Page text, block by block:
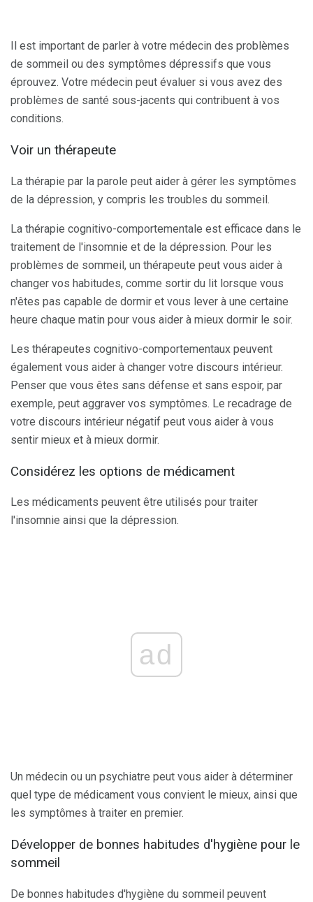
Il est important de parler à votre médecin des problèmes
de sommeil ou des symptômes dépressifs que vous
éprouvez. Votre médecin peut évaluer si vous avez des
problèmes de santé sous-jacents qui contribuent à vos
conditions.
Voir un thérapeute
La thérapie par la parole peut aider à gérer les symptômes
de la dépression, y compris les troubles du sommeil.
La thérapie cognitivo-comportementale est efficace dans le
traitement de l'insomnie et de la dépression. Pour les
problèmes de sommeil, un thérapeute peut vous aider à
changer vos habitudes, comme sortir du lit lorsque vous
n'êtes pas capable de dormir et vous lever à une certaine
heure chaque matin pour vous aider à mieux dormir le soir.
Les thérapeutes cognitivo-comportementaux peuvent
également vous aider à changer votre discours intérieur.
Penser que vous êtes sans défense et sans espoir, par
exemple, peut aggraver vos symptômes. Le recadrage de
votre discours intérieur négatif peut vous aider à vous
sentir mieux et à mieux dormir.
Considérez les options de médicament
Les médicaments peuvent être utilisés pour traiter
l'insomnie ainsi que la dépression.
ad
Un médecin ou un psychiatre peut vous aider à déterminer
quel type de médicament vous convient le mieux, ainsi que
les symptômes à traiter en premier.
Développer de bonnes habitudes d'hygiène pour le
sommeil
De bonnes habitudes d'hygiène du sommeil peuvent